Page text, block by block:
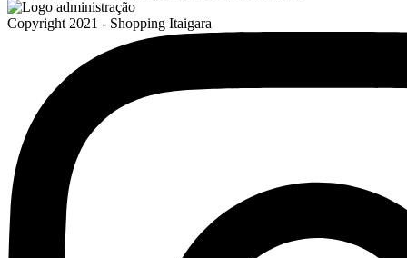
Copyright 2021 - Shopping Itaigara